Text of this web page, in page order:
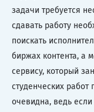
задачи требуется
сдавать работу
поискать
биржах контента, а
сервису, который
студенческих работ
очевидна, ведь